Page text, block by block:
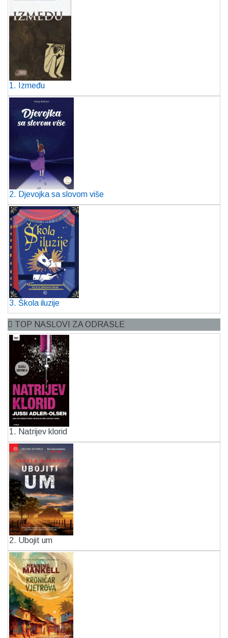
1. Između
2. Djevojka sa slovom više
3. Škola iluzije
TOP NASLOVI ZA ODRASLE
1. Natrijev klorid
2. Ubojit um